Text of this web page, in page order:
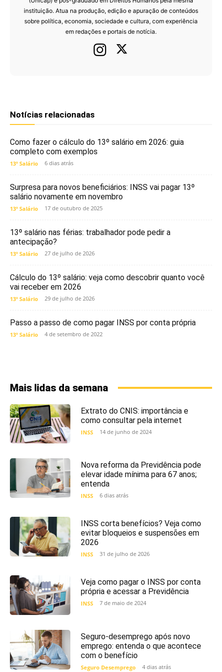
instituição. Atua na produção, edição e apuração de conteúdos
sobre política, economia, sociedade e cultura, com experiência
em redações e portais de notícia.
Notícias relacionadas
Como fazer o cálculo do 13º salário em 2026: guia
completo com exemplos
13º Salário 6 dias atrás
Surpresa para novos beneficiários: INSS vai pagar 13º
salário novamente em novembro
13º Salário 17 de outubro de 2025
13º salário nas férias: trabalhador pode pedir a
antecipação?
13º Salário 27 de julho de 2026
Cálculo do 13º salário: veja como descobrir quanto você
vai receber em 2026
13º Salário 29 de julho de 2026
Passo a passo de como pagar INSS por conta própria
13º Salário 4 de setembro de 2022
Mais lidas da semana
Extrato do CNIS: importância e
como consultar pela internet
INSS 14 de junho de 2024
Nova reforma da Previdência pode
elevar idade mínima para 67 anos;
entenda
INSS 6 dias atrás
INSS corta benefícios? Veja como
evitar bloqueios e suspensões em
2026
INSS 31 de julho de 2026
Veja como pagar o INSS por conta
própria e acessar a Previdência
INSS 7 de maio de 2024
Seguro-desemprego após novo
emprego: entenda o que acontece
com o benefício
Seguro Desemprego 4 dias atrás